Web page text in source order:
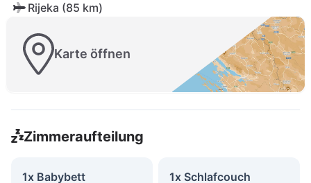
Rijeka (85 km)
Karte öffnen
Zimmeraufteilung
1x Babybett 1x Schlafcouch